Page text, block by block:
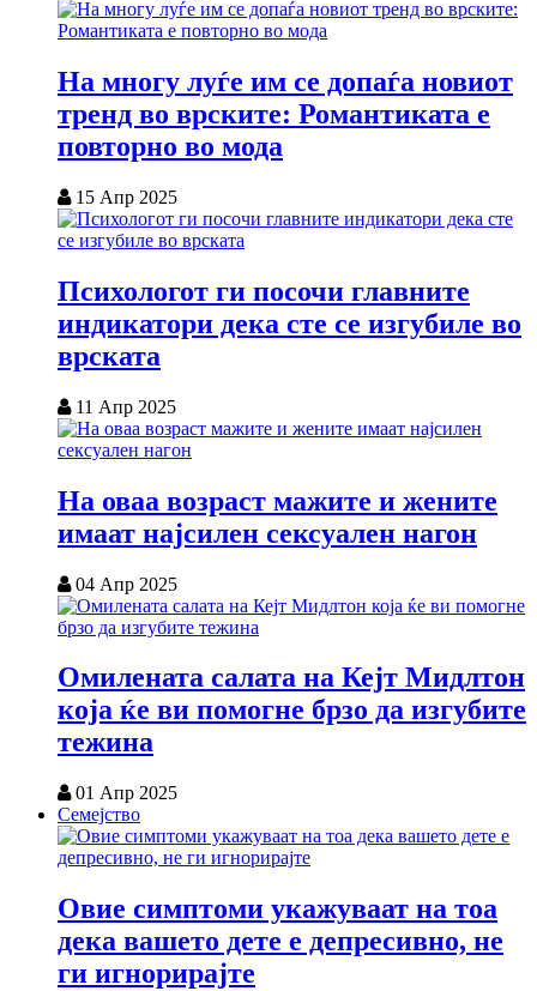
На многу луѓе им се допаѓа новиот
тренд во врските: Романтиката е
повторно во мода
15 Апр 2025
Психологот ги посочи главните
индикатори дека сте се изгубиле во
врската
11 Апр 2025
На оваа возраст мажите и жените
имаат најсилен сексуален нагон
04 Апр 2025
Омилената салата на Кејт Мидлтон
која ќе ви помогне брзо да изгубите
тежина
01 Апр 2025
Семејство
Овие симптоми укажуваат на тоа
дека вашето дете е депресивно, не
ги игнорирајте